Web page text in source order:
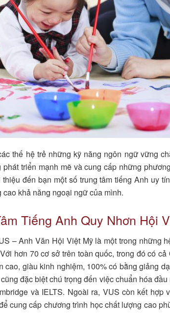
thế hệ trẻ những kỹ năng ngôn ngữ vững
triển mạnh mẽ và cung cấp những
đến bạn một số trung tâm tiếng Anh uy
khả năng ngoại ngữ của mình.
Tiếng Anh Quy Nhơn Hội
– Anh Văn Hội Việt Mỹ là một trong những
hơn 70 cơ sở trên toàn quốc, trong đó có
cao, giàu kinh nghiệm, 100% có bằng giảng
đặc biệt chú trọng đến việc chuẩn hóa
và IELTS. Ngoài ra, VUS còn kết hợp
cung cấp chương trình học chất lượng cao